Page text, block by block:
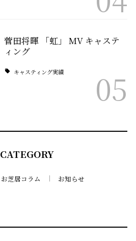
菅田将暉 「虹」 MV キャステ
ィング
キャスティング実績 05
CATEGORY
お芝居コラム お知らせ